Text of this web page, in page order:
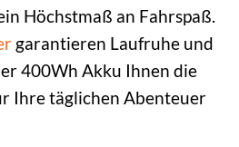
Höchstmaß an Fahrspaß.
garantieren Laufruhe und
400Wh Akku Ihnen die
Ihre täglichen Abenteuer